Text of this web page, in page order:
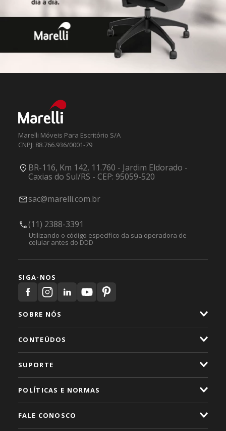
Marelli Móveis Para Escritório S/A
CNPJ: 88.766.936/0001-79
BR-116, Km 142, 11.760 - Jardim Eldorado -
Caxias do Sul/RS - CEP: 95059-520
sac@marelli.com.br
(11) 2388-3391
Utilizando o código específico da sua operadora de
celular antes do DDD
SIGA-NOS
SOBRE NÓS
CONTEÚDOS
SUPORTE
POLÍTICAS E NORMAS
FALE CONOSCO